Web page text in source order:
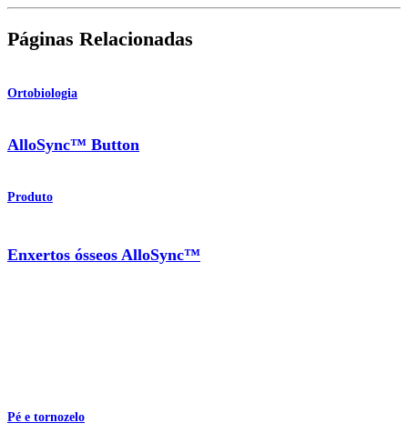
Páginas Relacionadas
Ortobiologia
AlloSync™ Button
Produto
Enxertos ósseos AlloSync™
Pé e tornozelo